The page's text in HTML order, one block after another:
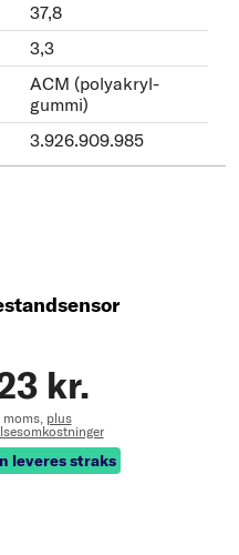
37,8
3,3
ACM (polyakryl-
gummi)
3.926.909.985
kr.
moms, plus
leveres straks